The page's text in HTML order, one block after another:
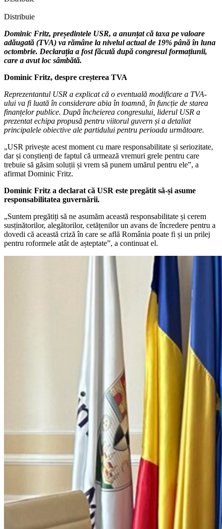
Distribuie
Dominic Fritz, președintele USR, a anunțat că taxa pe valoare
adăugată (TVA) va rămâne la nivelul actual de 19% până în luna
octombrie. Declarația a fost făcută după congresul formațiunii,
care a avut loc sâmbătă.
Dominic Fritz, despre creșterea TVA
Reprezentantul USR a explicat că o eventuală modificare a TVA-
ului va fi luată în considerare abia în toamnă, în funcție de starea
finanțelor publice. După încheierea congresului, liderul USR a
prezentat echipa propusă pentru viitorul guvern și a detaliat
principalele obiective ale partidului pentru perioada următoare.
„USR privește acest moment cu mare responsabilitate și seriozitate,
dar și conștienți de faptul că urmează vremuri grele pentru care
trebuie să găsim soluții și vrem să punem umărul pentru ele”, a
afirmat Dominic Fritz.
Dominic Fritz a declarat că USR este pregătit să-și asume
responsabilitatea guvernării.
„Suntem pregătiți să ne asumăm această responsabilitate și cerem
susținătorilor, alegătorilor, cetățenilor un avans de încredere pentru a
dovedi că această criză în care se află România poate fi și un prilej
pentru roformele atât de așteptate”, a continuat el.